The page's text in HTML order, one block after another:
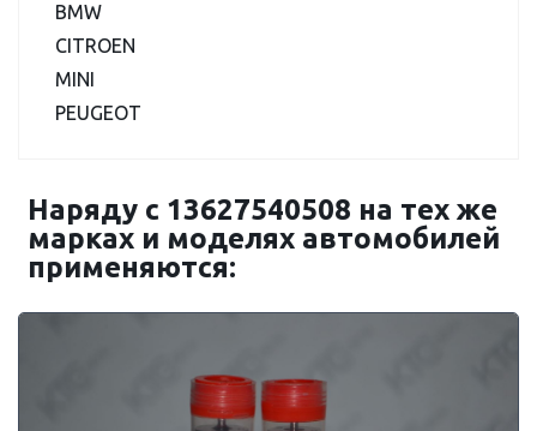
BMW
CITROEN
MINI
PEUGEOT
Наряду с 13627540508 на тех же
марках и моделях автомобилей
применяются: